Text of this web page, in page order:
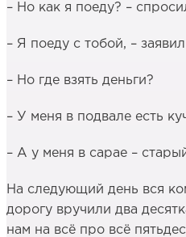
– Но как я поеду? –
– Я поеду с тобой, –
– Но где взять деньги?
– У меня в подвале есть
– А у меня в сарае –
На следующий день вся
дорогу вручили два
нам на всё про всё